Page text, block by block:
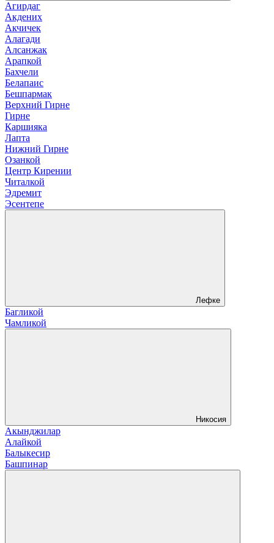
Агирдаг
Акдених
Акчичек
Алагади
Алсанжак
Арапкой
Бахчели
Белапаис
Бешпармак
Верхний Гирне
Гирне
Каршияка
Лапта
Нижний Гирне
Озанкой
Центр Кирении
Читалкой
Эдремит
Эсентепе
Лефке
Багликой
Чамликой
Никосия
Акынджилар
Алайкой
Балыкесир
Башпинар